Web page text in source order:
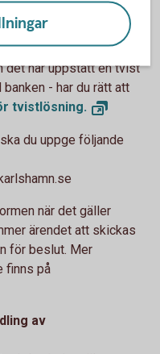
eller appen för
via internetbanken
det har uppstått en tvist
- har du rätt att
tvistlösning.
du uppge följande
när det gäller
ärendet att skickas
för beslut. Mer
finns på
av